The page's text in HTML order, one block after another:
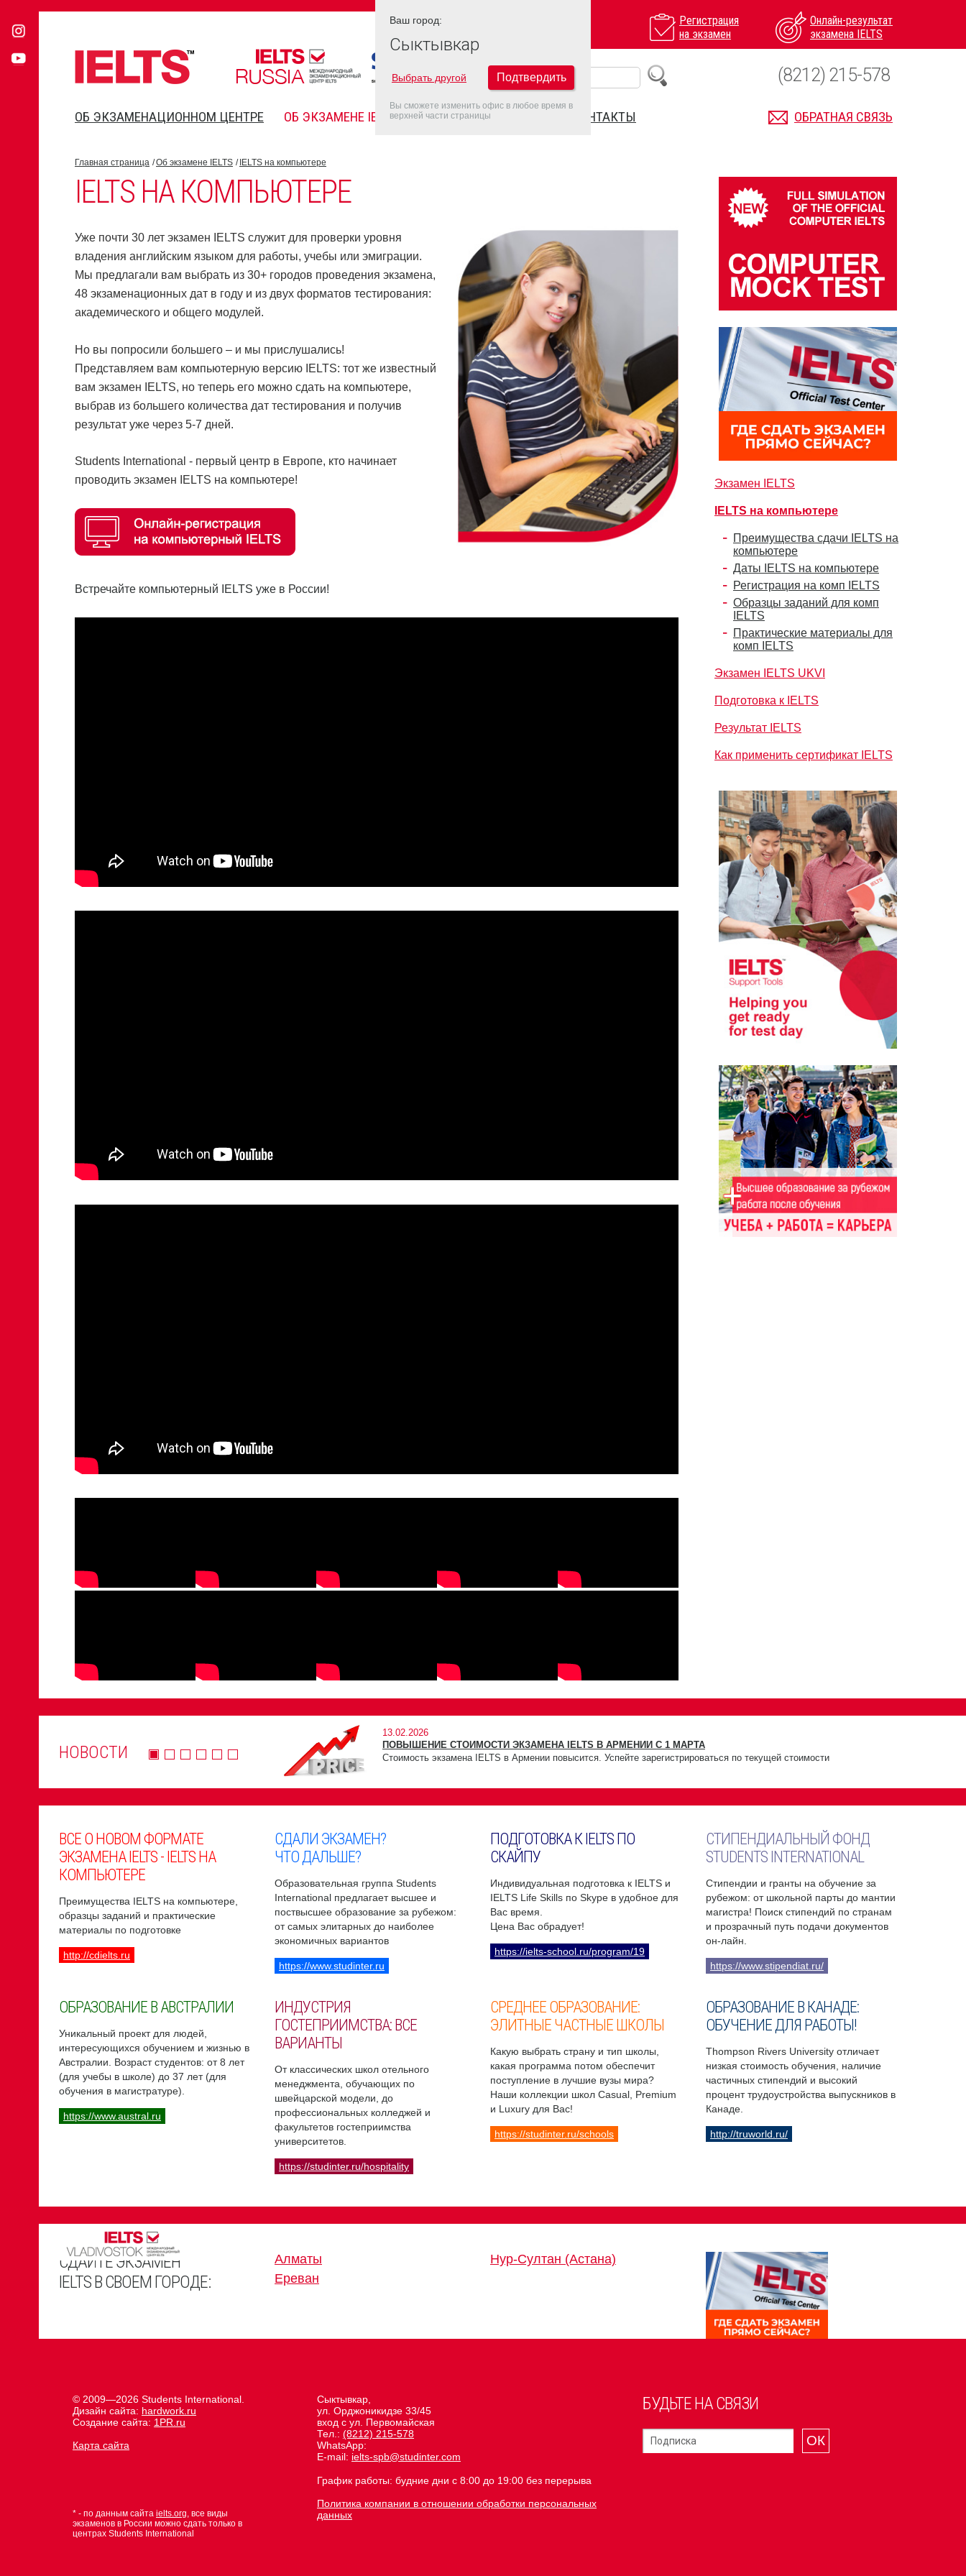
Регистрация
на экзамен
Онлайн-результат
экзамена IELTS
ОБ ЭКЗАМЕНАЦИОННОМ ЦЕНТРЕ ОБ ЭКЗАМЕНЕ IELTS FAQ ДАТЫ IELTS 2022 КОНТАКТЫ ОБРАТНАЯ СВЯЗЬ
(8212) 215-578
Главная страница Об экзамене IELTS IELTS на компьютере
IELTS НА КОМПЬЮТЕРЕ
Уже почти 30 лет экзамен IELTS служит для проверки уровня
владения английским языком для работы, учебы или эмиграции.
Мы предлагали вам выбрать из 30+ городов проведения экзамена,
48 экзаменационных дат в году и из двух форматов тестирования:
академического и общего модулей.
Но вы попросили большего – и мы прислушались!
Представляем вам компьютерную версию IELTS: тот же известный
вам экзамен IELTS, но теперь его можно сдать на компьютере,
выбрав из большего количества дат тестирования и получив
результат уже через 5-7 дней.
Students International - первый центр в Европе, кто начинает
проводить экзамен IELTS на компьютере!
Встречайте компьютерный IELTS уже в России!
Экзамен IELTS
IELTS на компьютере
Преимущества сдачи IELTS на
компьютере
Даты IELTS на компьютере
Регистрация на комп IELTS
Образцы заданий для комп
IELTS
Практические материалы для
комп IELTS
Экзамен IELTS UKVI
Подготовка к IELTS
Результат IELTS
Как применить сертификат IELTS
НОВОСТИ
13.02.2026
ПОВЫШЕНИЕ СТОИМОСТИ ЭКЗАМЕНА IELTS В АРМЕНИИ С 1 МАРТА
Стоимость экзамена IELTS в Армении повысится. Успейте зарегистрироваться по текущей стоимости
ВСЕ О НОВОМ ФОРМАТЕ
ЭКЗАМЕНА IELTS - IELTS НА
КОМПЬЮТЕРЕ
Преимущества IELTS на компьютере,
образцы заданий и практические
материалы по подготовке
http://cdielts.ru
СДАЛИ ЭКЗАМЕН?
ЧТО ДАЛЬШЕ?
Образовательная группа Students
International предлагает высшее и
поствысшее образование за рубежом:
от самых элитарных до наиболее
экономичных вариантов
https://www.studinter.ru
ПОДГОТОВКА К IELTS ПО
СКАЙПУ
Индивидуальная подготовка к IELTS и
IELTS Life Skills по Skype в удобное для
Вас время.
Цена Вас обрадует!
https://ielts-school.ru/program/19
СТИПЕНДИАЛЬНЫЙ ФОНД
STUDENTS INTERNATIONAL
Стипендии и гранты на обучение за
рубежом: от школьной парты до мантии
магистра! Поиск стипендий по странам
и прозрачный путь подачи документов
он-лайн.
https://www.stipendiat.ru/
ОБРАЗОВАНИЕ В АВСТРАЛИИ
Уникальный проект для людей,
интересующихся обучением и жизнью в
Австралии. Возраст студентов: от 8 лет
(для учебы в школе) до 37 лет (для
обучения в магистратуре).
https://www.austral.ru
ИНДУСТРИЯ
ГОСТЕПРИИМСТВА: ВСЕ
ВАРИАНТЫ
От классических школ отельного
менеджмента, обучающих по
швейцарской модели, до
профессиональных колледжей и
факультетов гостеприимства
университетов.
https://studinter.ru/hospitality
СРЕДНЕЕ ОБРАЗОВАНИЕ:
ЭЛИТНЫЕ ЧАСТНЫЕ ШКОЛЫ
Какую выбрать страну и тип школы,
какая программа потом обеспечит
поступление в лучшие вузы мира?
Наши коллекции школ Casual, Premium
и Luxury для Вас!
https://studinter.ru/schools
ОБРАЗОВАНИЕ В КАНАДЕ:
ОБУЧЕНИЕ ДЛЯ РАБОТЫ!
Thompson Rivers University отличает
низкая стоимость обучения, наличие
частичных стипендий и высокий
процент трудоустройства выпускников в
Канаде.
http://truworld.ru/
СДАЙТЕ ЭКЗАМЕН
IELTS В СВОЕМ ГОРОДЕ:
Алматы
Ереван
Нур-Султан (Астана)
БУДЬТЕ НА СВЯЗИ
ОК
Сыктывкар,
ул. Орджоникидзе 33/45
вход с ул. Первомайская
Тел.: (8212) 215-578
WhatsApp:
E-mail: ielts-spb@studinter.com
График работы: будние дни с 8:00 до 19:00 без перерыва
Политика компании в отношении обработки персональных
данных
© 2009—2026 Students International.
Дизайн сайта: hardwork.ru
Создание сайта: 1PR.ru
Карта сайта
* - по данным сайта ielts.org, все виды
экзаменов в России можно сдать только в
центрах Students International
Ваш город:
Сыктывкар
Выбрать другой Подтвердить
Вы сможете изменить офис в любое время в
верхней части страницы